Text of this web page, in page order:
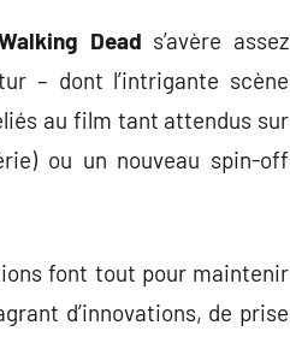
Dead s’avère assez
– dont l’intrigante scène
au film tant attendus sur
ou un nouveau spin-off
font tout pour maintenir
d’innovations, de prise